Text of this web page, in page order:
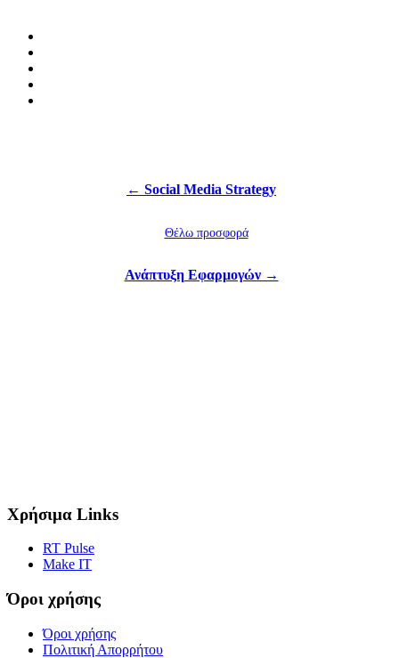
← Social Media Strategy
Θέλω προσφορά
Ανάπτυξη Εφαρμογών →
Χρήσιμα Links
RT Pulse
Make IT
Όροι χρήσης
Όροι χρήσης
Πολιτική Απορρήτου